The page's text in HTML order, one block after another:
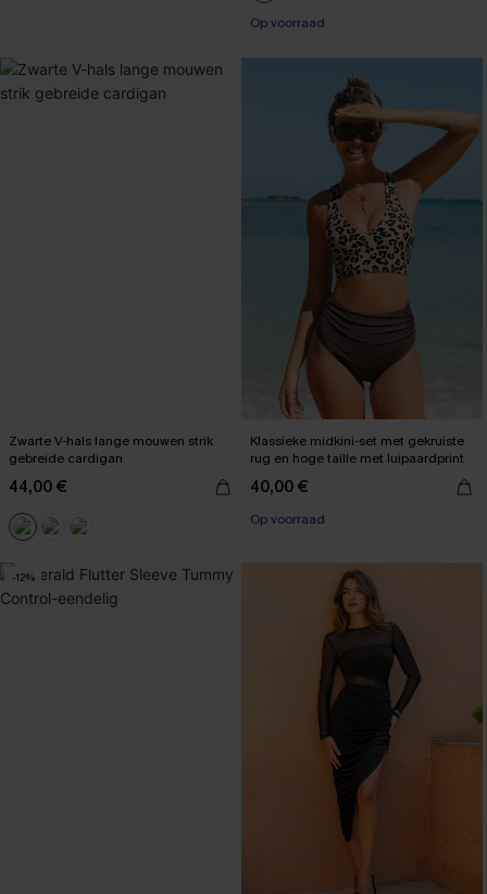
【AG18】2 met 10% korting
【AG18】2 met 10% korting
Zwarte V-hals lange mouwen strik
gebreide cardigan
44,00 €
Klassieke midkini-set met gekruiste
rug en hoge taille met luipaardprint
40,00 €
Op voorraad
-12%